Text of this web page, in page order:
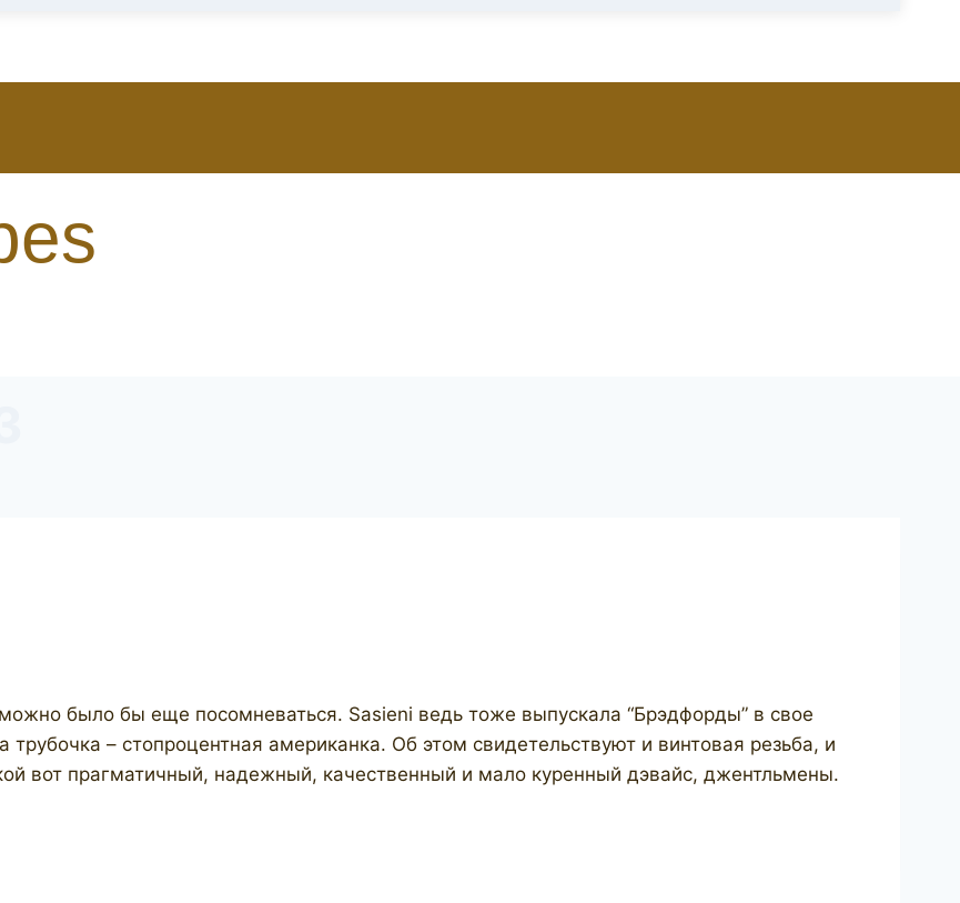
было бы еще посомневаться. Sasieni ведь тоже выпускала “Брэдфорды” в свое
– стопроцентная американка. Об этом свидетельствуют и винтовая резьба, и
вот прагматичный, надежный, качественный и мало куренный дэвайс, джентльмены.